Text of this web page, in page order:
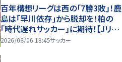
百年構想リーグは西の｢7勝3敗｣！鹿
島は｢早川依存｣から脱却を！柏の
｢時代遅れサッカー｣に期待！【Jリー
グ開幕｢初の秋春制｣の大激論】(1)
2026/08/06 18:45サッカー